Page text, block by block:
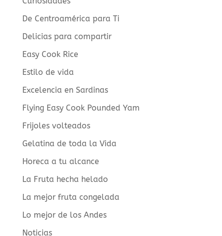
De Centroamérica para Ti
Delicias para compartir
Easy Cook Rice
Estilo de vida
Excelencia en Sardinas
Flying Easy Cook Pounded Yam
Frijoles volteados
Gelatina de toda la Vida
Horeca a tu alcance
La Fruta hecha helado
La mejor fruta congelada
Lo mejor de los Andes
Noticias